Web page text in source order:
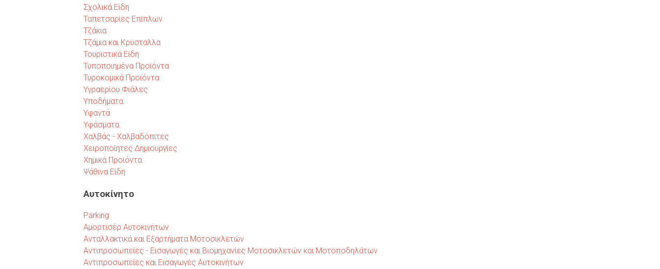
Σχολικά Είδη
Ταπετσαρίες Επίπλων
Τζάκια
Τζάμια και Κρύσταλλα
Τουριστικά Είδη
Τυποποιημένα Προϊόντα
Τυροκομικά Προϊόντα
Υγραερίου Φιάλες
Υποδήματα
Υφαντά
Υφάσματα
Χαλβάς - Χαλβαδόπιτες
Χειροποίητες Δημιουργίες
Χημικά Προϊόντα
Ψάθινα Είδη
Αυτοκίνητο
Parking
Αμορτισέρ Αυτοκινήτων
Ανταλλακτικά και Εξαρτήματα Μοτοσικλετών
Αντιπροσωπείες - Εισαγωγές και Βιομηχανίες Μοτοσικλετών και Μοτοποδηλάτων
Αντιπροσωπείες και Εισαγωγές Αυτοκινήτων